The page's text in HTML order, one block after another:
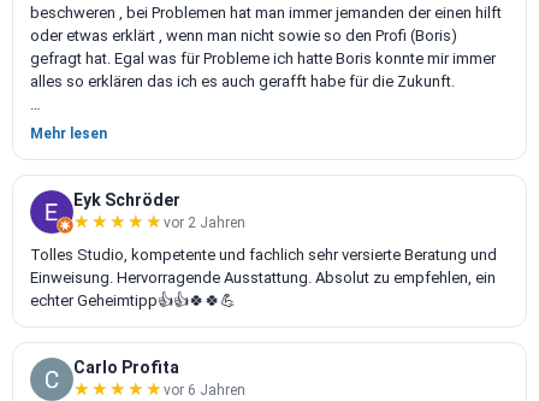
beschweren , bei Problemen hat man immer jemanden der einen hilft
oder etwas erklärt , wenn man nicht sowie so den Profi (Boris)
gefragt hat. Egal was für Probleme ich hatte Boris konnte mir immer
alles so erklären das ich es auch gerafft habe für die Zukunft.
Einfach nur Top
Mehr lesen
Eyk Schröder
★★★★★
★★★★★ vor 2 Jahren
Tolles Studio, kompetente und fachlich sehr versierte Beratung und
Einweisung. Hervorragende Ausstattung. Absolut zu empfehlen, ein
echter Geheimtipp👍👍🍀🍀💪
Carlo Profita
★★★★★
★★★★★ vor 6 Jahren